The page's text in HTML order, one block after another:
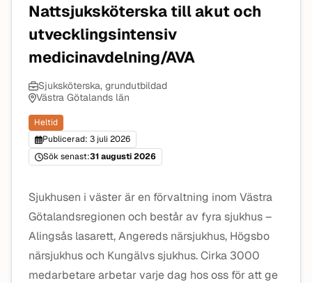
Nattsjuksköterska till akut och
utvecklingsintensiv
medicinavdelning/AVA
Sjuksköterska, grundutbildad
Västra Götalands län
Heltid
Publicerad: 3 juli 2026
Sök senast:31 augusti 2026
Sjukhusen i väster är en förvaltning inom Västra
Götalandsregionen och består av fyra sjukhus –
Alingsås lasarett, Angereds närsjukhus, Högsbo
närsjukhus och Kungälvs sjukhus. Cirka 3000
medarbetare arbetar varje dag hos oss för att ge